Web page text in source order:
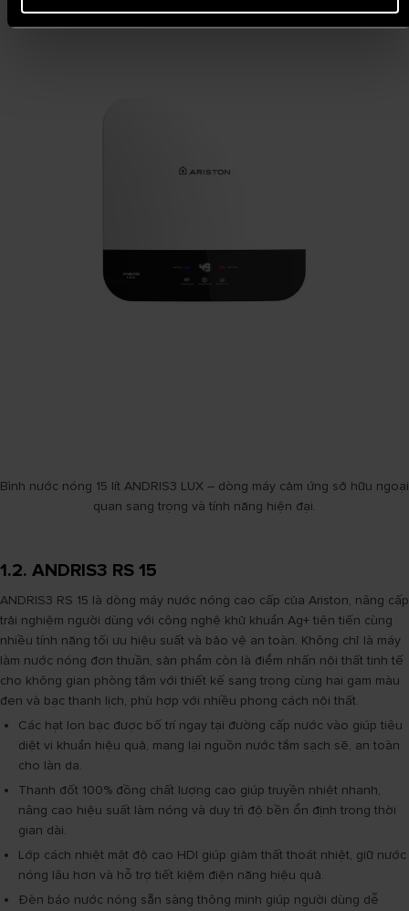
Bình nước nóng 15 lít ANDRIS3 LUX – dòng máy cảm ứng sở hữu ngoại
quan sang trọng và tính năng hiện đại.
1.2. ANDRIS3 RS 15
ANDRIS3 RS 15 là dòng máy nước nóng cao cấp của Ariston, nâng cấp
trải nghiệm người dùng với công nghệ khử khuẩn Ag+ tiên tiến cùng
nhiều tính năng tối ưu hiệu suất và bảo vệ an toàn. Không chỉ là máy
làm nước nóng đơn thuần, sản phẩm còn là điểm nhấn nội thất tinh tế
cho không gian phòng tắm với thiết kế sang trọng cùng hai gam màu
đen và bạc thanh lịch, phù hợp với nhiều phong cách nội thất.
Các hạt Ion bạc được bố trí ngay tại đường cấp nước vào giúp tiêu
diệt vi khuẩn hiệu quả, mang lại nguồn nước tắm sạch sẽ, an toàn
cho làn da.
Thanh đốt 100% đồng chất lượng cao giúp truyền nhiệt nhanh,
nâng cao hiệu suất làm nóng và duy trì độ bền ổn định trong thời
gian dài.
Lớp cách nhiệt mật độ cao HDI giúp giảm thất thoát nhiệt, giữ nước
nóng lâu hơn và hỗ trợ tiết kiệm điện năng hiệu quả.
Đèn báo nước nóng sẵn sàng thông minh giúp người dùng dễ